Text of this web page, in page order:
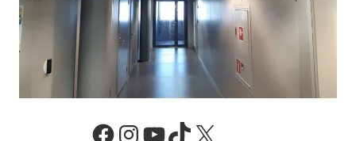
Facebook
Instagram
YouTube
TikTok
X